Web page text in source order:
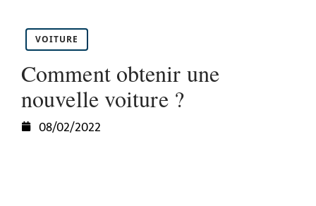
VOITURE
Comment obtenir une
nouvelle voiture ?
08/02/2022